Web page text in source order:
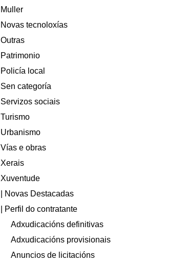
Muller
Novas tecnoloxías
Outras
Patrimonio
Policía local
Sen categoría
Servizos sociais
Turismo
Urbanismo
Vías e obras
Xerais
Xuventude
| Novas Destacadas
| Perfil do contratante
Adxudicacións definitivas
Adxudicacións provisionais
Anuncios de licitacións